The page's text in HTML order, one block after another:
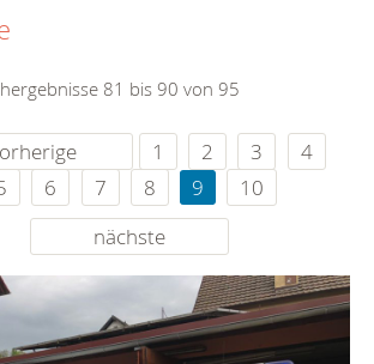
81 bis 90 von 95
1 2 3
4
6 7 8 9
10
nächste